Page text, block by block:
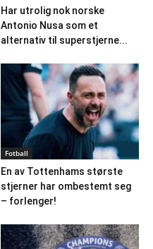
Har utrolig nok norske
Antonio Nusa som et
alternativ til superstjerne...
Fotball
En av Tottenhams største
stjerner har ombestemt seg
– forlenger!